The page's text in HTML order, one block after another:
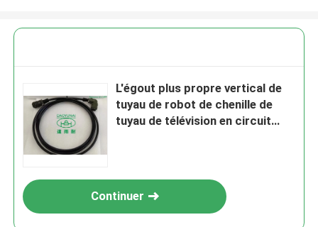
SOUMETTRE
L'égout plus propre vertical de
tuyau de robot de chenille de
tuyau de télévision en circuit
Continuer